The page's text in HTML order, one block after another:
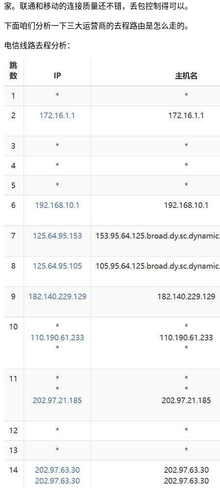
家。联通和移动的连接质量还不错，丢包控制得可以。
下面咱们分析一下三大运营商的去程路由是怎么走的。
电信线路去程分析：